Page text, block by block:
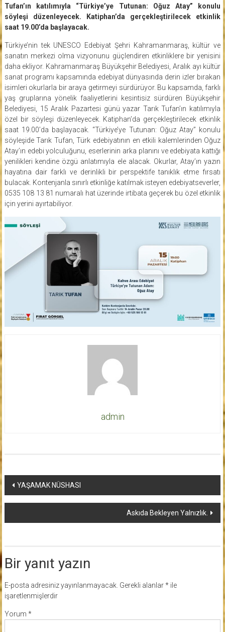
Tufan’ın katılımıyla “Türkiye’ye Tutunan: Oğuz Atay” konulu
söyleşi düzenleyecek. Katiphan’da gerçekleştirilecek etkinlik
saat 19.00’da başlayacak.
Türkiye’nin tek UNESCO Edebiyat Şehri Kahramanmaraş, kültür ve
sanatın merkezi olma vizyonunu güçlendiren etkinliklere bir yenisini
daha ekliyor. Kahramanmaraş Büyükşehir Belediyesi, Aralık ayı kültür
sanat programı kapsamında edebiyat dünyasında derin izler bırakan
isimleri okurlarla bir araya getirmeyi sürdürüyor. Bu kapsamda, farklı
yaş gruplarına yönelik faaliyetlerini kesintisiz sürdüren Büyükşehir
Belediyesi, 15 Aralık Pazartesi günü yazar Tarık Tufan’ın katılımıyla
özel bir söyleşi düzenleyecek. Katiphan’da gerçekleştirilecek etkinlik
saat 19.00’da başlayacak. “Türkiye’ye Tutunan: Oğuz Atay” konulu
söyleşide Tarık Tufan, Türk edebiyatının en etkili kalemlerinden Oğuz
Atay’ın edebi yolculuğunu, eserlerinin arka planını ve edebiyata kattığı
yenilikleri kendine özgü anlatımıyla ele alacak. Okurlar, Atay’ın yazın
hayatına dair farklı ve derinlikli bir perspektife tanıklık etme fırsatı
bulacak. Kontenjanla sınırlı etkinliğe katılmak isteyen edebiyatseverler,
0535 108 13 81 numaralı hat üzerinde irtibata geçerek bu özel etkinlik
için yerini ayırtabiliyor.
admin
Yazı
dolaşımı
YAŞAMAK NÜSHASI
Askıda Bekleyen Yalnızlık.
Bir yanıt yazın
E-posta adresiniz yayınlanmayacak. Gerekli alanlar*ile
işaretlenmişlerdir
Yorum *